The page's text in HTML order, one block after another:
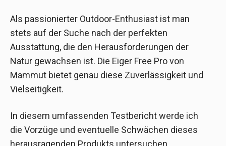
Als passionierter Outdoor-Enthusiast ist man
stets auf der Suche nach der perfekten
Ausstattung, die den Herausforderungen der
Natur gewachsen ist. Die Eiger Free Pro von
Mammut bietet genau diese Zuverlässigkeit und
Vielseitigkeit.
In diesem umfassenden Testbericht werde ich
die Vorzüge und eventuelle Schwächen dieses
herausragenden Produkts untersuchen.